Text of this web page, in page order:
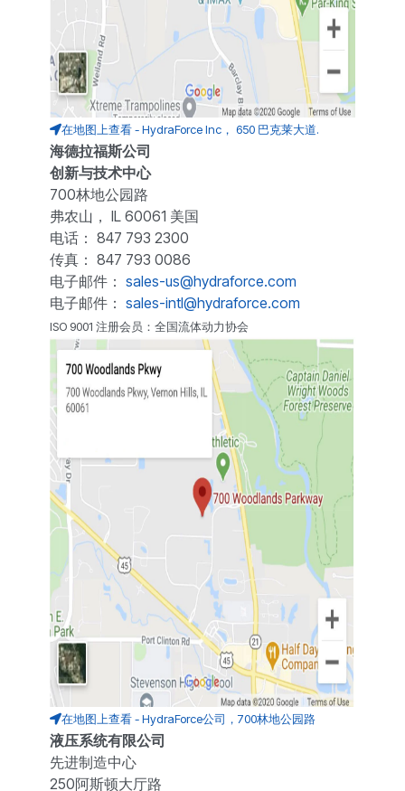
在地图上查看 - HydraForce Inc， 650 巴克莱大道.
海德拉福斯公司
创新与技术中心
700林地公园路
弗农山， IL 60061 美国
电话： 847 793 2300
传真： 847 793 0086
电子邮件： sales-us@hydraforce.com
电子邮件： sales-intl@hydraforce.com
ISO 9001 注册会员：全国流体动力协会
在地图上查看 - HydraForce公司，700林地公园路
液压系统有限公司
先进制造中心
250阿斯顿大厅路